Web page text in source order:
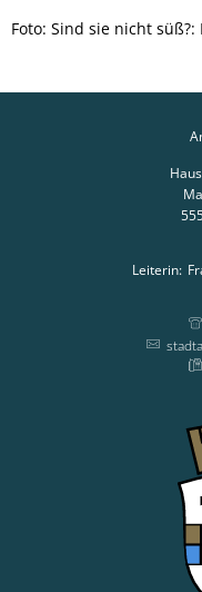
Foto: Sind sie nicht
Leiterin: